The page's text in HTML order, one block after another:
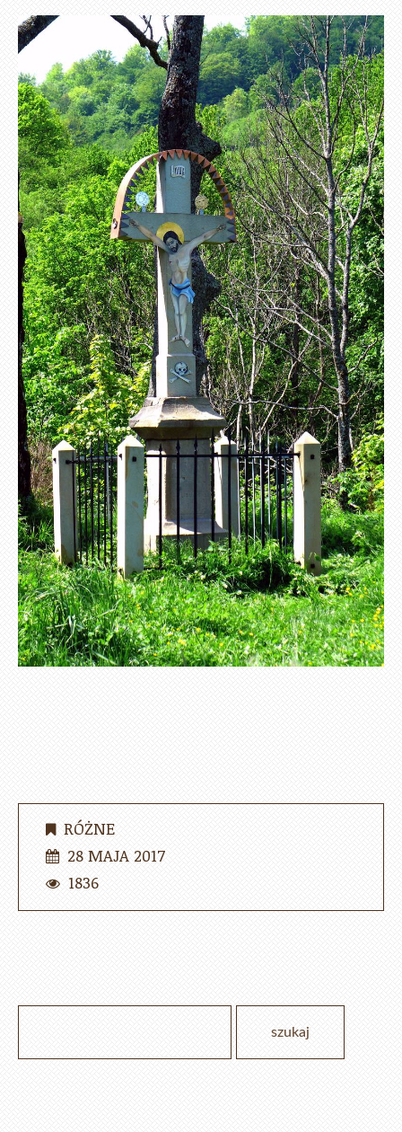
RÓŻNE
28 MAJA 2017
1836